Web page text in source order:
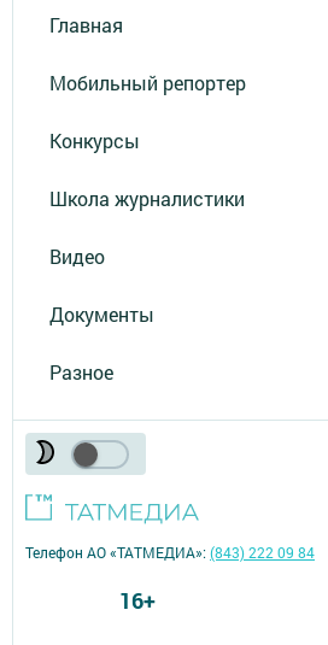
Главная
Мобильный репортер
Конкурсы
Школа журналистики
Видео
Документы
Разное
Телефон АО «ТАТМЕДИА»:(843) 222 09 84
16+